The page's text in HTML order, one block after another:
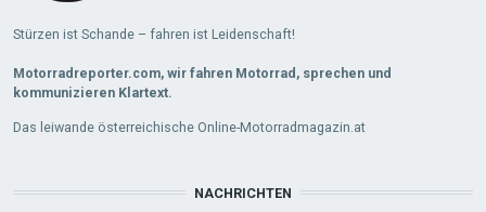
Stürzen ist Schande – fahren ist Leidenschaft!
Motorradreporter.com, wir fahren Motorrad, sprechen und
kommunizieren Klartext.
Das leiwande österreichische Online-Motorradmagazin.at
NACHRICHTEN